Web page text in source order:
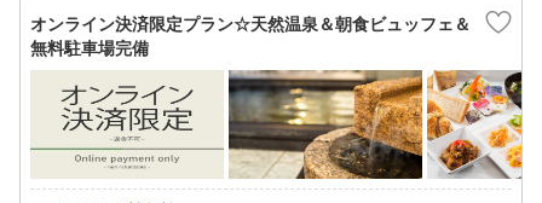
オンライン決済限定プラン☆天然温泉＆朝食ビュッフェ＆
無料駐車場完備